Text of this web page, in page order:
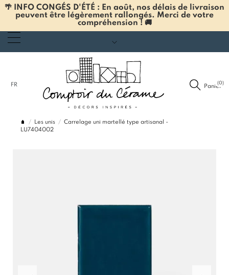
🌴 INFO CONGÉS D'ÉTÉ : En août, nos délais de livraison
peuvent être légèrement rallongés. Merci de votre
compréhension ! 🚚
FR Panier
(0)
Les unis
Carrelage uni martellé type artisanal -
LU7404002